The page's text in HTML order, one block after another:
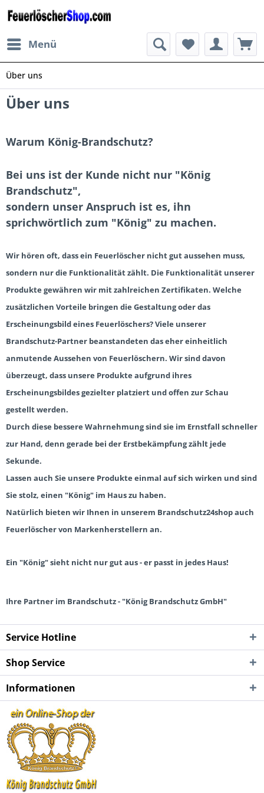
Menü
Über uns
Über uns
Warum König-Brandschutz?
Bei uns ist der Kunde nicht nur "König
Brandschutz",
sondern unser Anspruch ist es, ihn
sprichwörtlich zum "König" zu machen.
Wir hören oft, dass ein Feuerlöscher nicht gut aussehen muss,
sondern nur die Funktionalität zählt. Die Funktionalität unserer
Produkte gewähren wir mit zahlreichen Zertifikaten. Welche
zusätzlichen Vorteile bringen die Gestaltung oder das
Erscheinungsbild eines Feuerlöschers?Viele unserer
Brandschutz-Partner beanstandeten das eher einheitlich
anmutende Aussehen von Feuerlöschern. Wir sind davon
überzeugt, dass unsere Produkte aufgrund ihres
Erscheinungsbildes gezielter platziert und offen zur Schau
gestellt werden.
Durch diese bessere Wahrnehmung sind sie im Ernstfall schneller
zur Hand, denn gerade bei der Erstbekämpfung zählt jede
Sekunde.
Lassen auch Sie unsere Produkte einmal auf sich wirken und sind
Sie stolz, einen "König" im Haus zu haben.
Natürlich bieten wir Ihnen in unserem Brandschutz24shop auch
Feuerlöscher von Markenherstellern an.
Ein "König" sieht nicht nur gut aus - er passt in jedes Haus!
Ihre Partner im Brandschutz - "König Brandschutz GmbH"
Service Hotline
Shop Service
Informationen